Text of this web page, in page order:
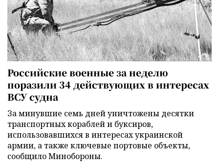
Российские военные за неделю
поразили 34 действующих в интересах
ВСУ судна
За минувшие семь дней уничтожены десятки
транспортных кораблей и буксиров,
использовавшихся в интересах украинской
армии, а также ключевые портовые объекты,
сообщило Минобороны.